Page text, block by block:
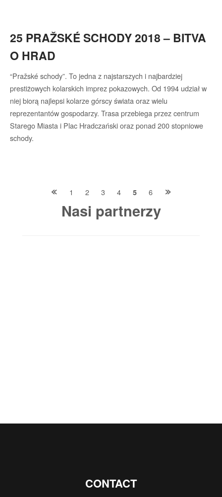
25 PRAŽSKÉ SCHODY 2018 – BITVA
O HRAD
“Pražské schody”. To jedna z najstarszych i najbardziej
prestiżowych kolarskich imprez pokazowych. Od 1994 udział w
niej biorą najlepsi kolarze górscy świata oraz wielu
reprezentantów gospodarzy. Trasa przebiega przez centrum
Starego Miasta i Plac Hradczański oraz ponad 200 stopniowe
schody.
navigation
1 2 3 4 5 6
Nasi partnerzy
CONTACT